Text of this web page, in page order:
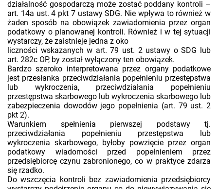
działalność gospodarczą może zostać poddany kontroli –
art. 14a ust. 4 pkt 7 ustawy SDG. Nie wpływa to również w
żaden sposób na obowiązek zawiadomienia przez organ
podatkowy o planowanej kontroli. Również i w tej sytuacji
wystarczy, że zaistnieje jedna z oko
liczności wskazanych w art. 79 ust. 2 ustawy o SDG lub
art. 282c OP, by został wyłączony ten obowiązek.
Bardzo szeroko interpretowana przez organy podatkowe
jest przesłanka przeciwdziałania popełnieniu przestępstwa
lub wykroczenia, przeciwdziałania popełnieniu
przestępstwa skarbowego lub wykroczenia skarbowego lub
zabezpieczenia dowodów jego popełnienia (art. 79 ust. 2
pkt 2).
Warunkiem spełnienia pierwszej podstawy tj.
przeciwdziałania popełnieniu przestępstwa lub
wykroczenia skarbowego, byłoby powzięcie przez organ
podatkowy wiadomości przed popełnieniem przez
przedsiębiorcę czynu zabronionego, co w praktyce zdarza
się rzadko.
Do wszczęcia kontroli bez zawiadomienia przedsiębiorcy